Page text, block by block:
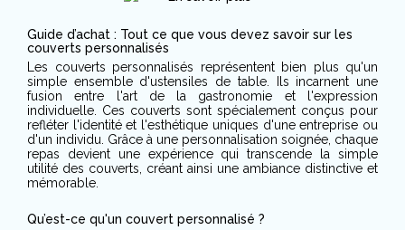
Guide d’achat : Tout ce que vous devez savoir sur les
couverts personnalisés
Les couverts personnalisés représentent bien plus qu'un
simple ensemble d'ustensiles de table. Ils incarnent une
fusion entre l'art de la gastronomie et l'expression
individuelle. Ces couverts sont spécialement conçus pour
refléter l'identité et l'esthétique uniques d'une entreprise ou
d'un individu. Grâce à une personnalisation soignée, chaque
repas devient une expérience qui transcende la simple
utilité des couverts, créant ainsi une ambiance distinctive et
mémorable.
Qu’est-ce qu'un couvert personnalisé ?